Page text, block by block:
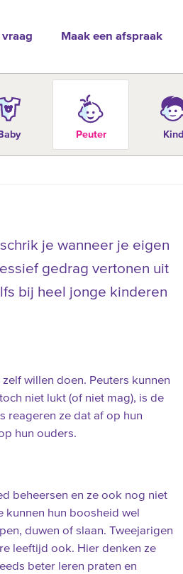
vraag Maak een afspraak
Baby Peuter Kind
je wanneer je eigen
gedrag vertonen uit
bij heel jonge kinderen
willen doen. Peuters kunnen
niet lukt (of niet mag), is de
reageren ze dat af op hun
hun ouders.
beheersen en ze ook nog niet
hun boosheid wel
duwen of slaan. Tweejarigen
leeftijd ook. Hier denken ze
beter leren praten en